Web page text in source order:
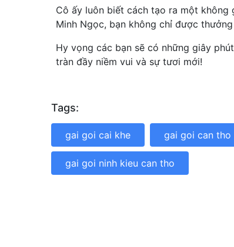
Cô ấy luôn biết cách tạo ra một không
Minh Ngọc, bạn không chỉ được
Hy vọng các bạn sẽ có những giây
tràn đầy niềm vui và sự tươi mới!
Tags:
gai goi cai khe gai goi can tho
gai goi ninh kieu can tho